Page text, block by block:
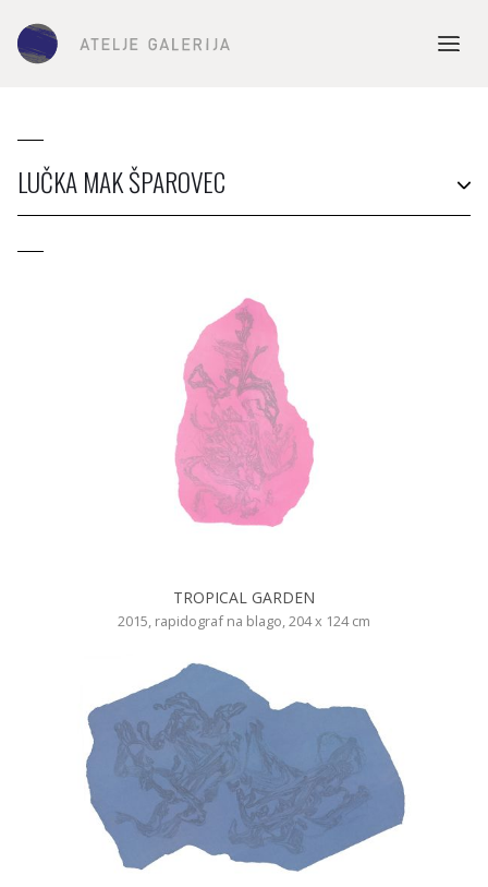
LUČKA MAK ŠPAROVEC
TROPICAL GARDEN
2015, rapidograf na blago, 204 x 124 cm